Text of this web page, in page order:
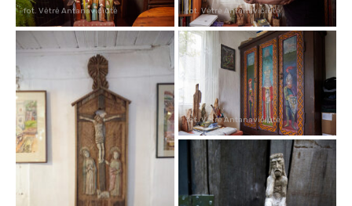
fot. Vėtrė Antanavičiūtė fot. Vėtrė Antanavičiūtė
fot. Vėtrė Antanavičiūtė